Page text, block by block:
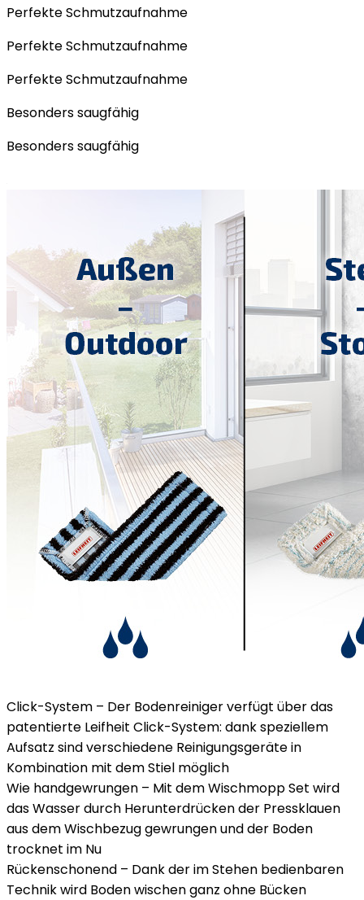
Perfekte Schmutzaufnahme
Perfekte Schmutzaufnahme
Perfekte Schmutzaufnahme
Besonders saugfähig
Besonders saugfähig
Click-System – Der Bodenreiniger verfügt über das
patentierte Leifheit Click-System: dank speziellem
Aufsatz sind verschiedene Reinigungsgeräte in
Kombination mit dem Stiel möglich
Wie handgewrungen – Mit dem Wischmopp Set wird
das Wasser durch Herunterdrücken der Pressklauen
aus dem Wischbezug gewrungen und der Boden
trocknet im Nu
Rückenschonend – Dank der im Stehen bedienbaren
Technik wird Boden wischen ganz ohne Bücken